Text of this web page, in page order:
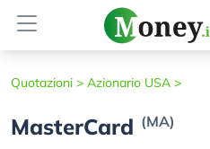
Quotazioni > Azionario USA >
MasterCard (MA)